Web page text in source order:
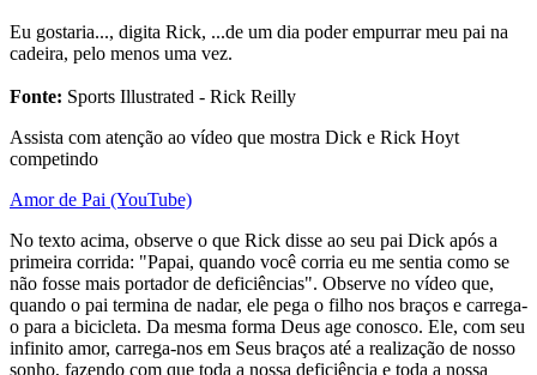
Eu gostaria..., digita Rick, ...de um dia poder empurrar meu pai na
cadeira, pelo menos uma vez.
Fonte: Sports Illustrated - Rick Reilly
Assista com atenção ao vídeo que mostra Dick e Rick Hoyt
competindo
Amor de Pai (YouTube)
No texto acima, observe o que Rick disse ao seu pai Dick após a
primeira corrida: "Papai, quando você corria eu me sentia como se
não fosse mais portador de deficiências". Observe no vídeo que,
quando o pai termina de nadar, ele pega o filho nos braços e carrega-
o para a bicicleta. Da mesma forma Deus age conosco. Ele, com seu
infinito amor, carrega-nos em Seus braços até a realização de nosso
sonho, fazendo com que toda a nossa deficiência e toda a nossa